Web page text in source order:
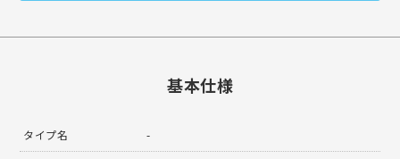
基本仕様
タイプ名 -